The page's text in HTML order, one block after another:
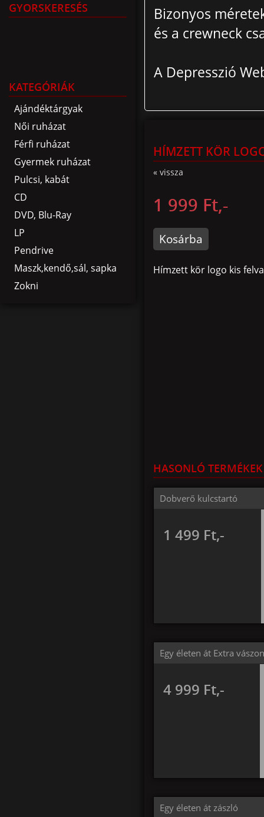
GYORSKERESÉS
KATEGÓRIÁK
Ajándéktárgyak
Női ruházat
Férfi ruházat
Gyermek ruházat
Pulcsi, kabát
CD
DVD, Blu-Ray
LP
Pendrive
Maszk,kendő,sál, sapka
Zokni
Bizonyos
és a crewneck
A Depresszió
HÍMZETT KÖR
« vissza
1 999 Ft,-
Kosárba
Hímzett kör logo kis
HASONLÓ TERMÉKEK
Dobverő kulcstartó
1 499 Ft,-
Egy életen át Extra
4 999 Ft,-
Egy életen át zászló